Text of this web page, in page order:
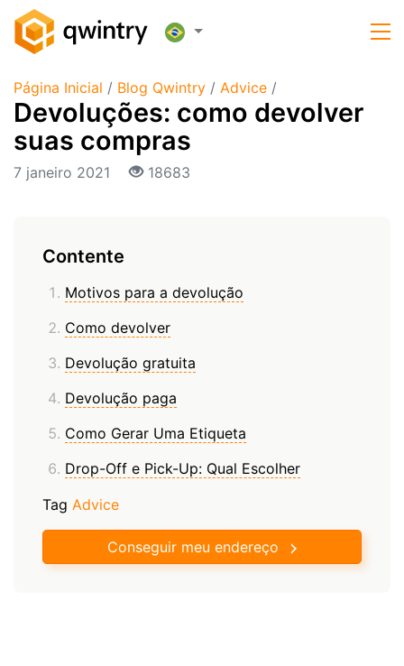
Página Inicial / Blog Qwintry / Advice /
Devoluções: como devolver
suas compras
7 janeiro 2021 18683
Contente
Motivos para a devolução
Como devolver
Devolução gratuita
Devolução paga
Como Gerar Uma Etiqueta
Drop-Off e Pick-Up: Qual Escolher
Tag Advice
Conseguir meu endereço